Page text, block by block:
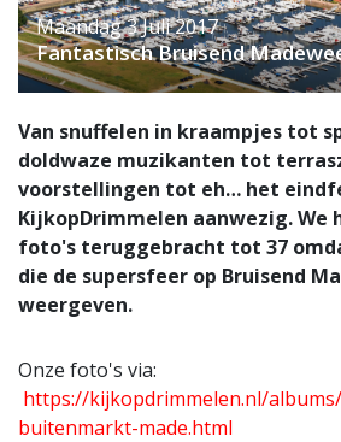
Maandag 3 Juli 2017
Fantastisch Bruisend
Van snuffelen in kraampjes tot
doldwaze muzikanten tot
voorstellingen tot eh… het
KijkopDrimmelen aanwezig. We
foto's teruggebracht tot 37
die de supersfeer op Bruisend
weergeven.
Onze foto's via:
https://kijkopdrimmelen.nl/
buitenmarkt-made.html